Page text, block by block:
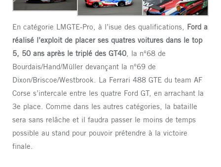
En catégorie LMGTE-Pro, à l’isue des qualifications, Ford a
réalisé l’exploit de placer ses quatres voitures dans le top
5, 50 ans après le triplé des GT40 , la n°68 de
Bourdais/Hand/Müller devançant la n°69 de
Dixon/Briscoe/Westbrook. La Ferrari 488 GTE du team AF
Corse s’intercale entre les quatre Ford GT, en arrachant la
3e place. Comme dans les autres catégories, la bataille
sera sans relâche et il faudra passer le moins de temps
possible au stand pour pouvoir prétendre à la victoire
finale.